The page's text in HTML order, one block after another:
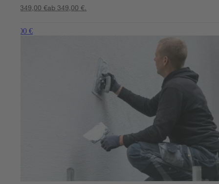
ab 349,00 €ab 349,00 €.
ab 39,00 €